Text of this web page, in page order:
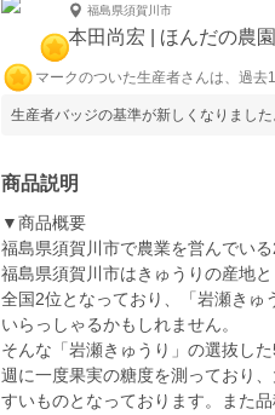
福島県須賀川市
本田尚宏 | ほんだの農園
マークのついた生産者さんは、過去
生産者バッジの基準が新しくなりました
商品説明
▼商品概要
福島県須賀川市で農業を営んでい
福島県須賀川市はきゅうりの産地
全国2位となっており、「岩瀬きゅ
いらっしゃるかもしれません。
そんな「岩瀬きゅうり」の選抜し
週に一度果実の糖度を測っており
すいものとなっております。また